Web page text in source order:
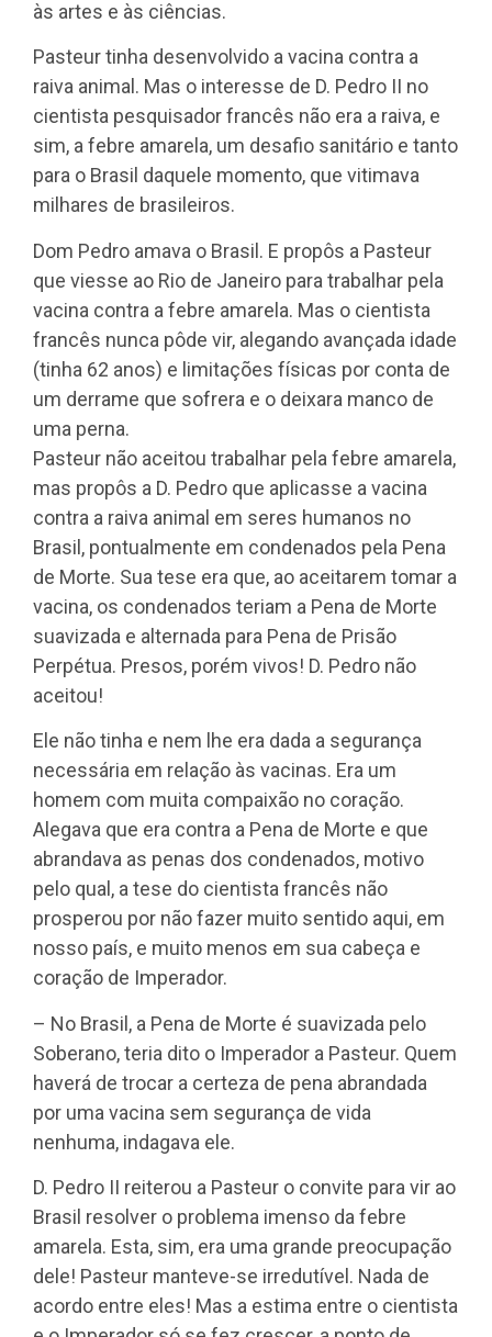
às artes e às ciências.
Pasteur tinha desenvolvido a vacina contra a
raiva animal. Mas o interesse de D. Pedro II no
cientista pesquisador francês não era a raiva, e
sim, a febre amarela, um desafio sanitário e tanto
para o Brasil daquele momento, que vitimava
milhares de brasileiros.
Dom Pedro amava o Brasil. E propôs a Pasteur
que viesse ao Rio de Janeiro para trabalhar pela
vacina contra a febre amarela. Mas o cientista
francês nunca pôde vir, alegando avançada idade
(tinha 62 anos) e limitações físicas por conta de
um derrame que sofrera e o deixara manco de
uma perna.
Pasteur não aceitou trabalhar pela febre amarela,
mas propôs a D. Pedro que aplicasse a vacina
contra a raiva animal em seres humanos no
Brasil, pontualmente em condenados pela Pena
de Morte. Sua tese era que, ao aceitarem tomar a
vacina, os condenados teriam a Pena de Morte
suavizada e alternada para Pena de Prisão
Perpétua. Presos, porém vivos! D. Pedro não
aceitou!
Ele não tinha e nem lhe era dada a segurança
necessária em relação às vacinas. Era um
homem com muita compaixão no coração.
Alegava que era contra a Pena de Morte e que
abrandava as penas dos condenados, motivo
pelo qual, a tese do cientista francês não
prosperou por não fazer muito sentido aqui, em
nosso país, e muito menos em sua cabeça e
coração de Imperador.
– No Brasil, a Pena de Morte é suavizada pelo
Soberano, teria dito o Imperador a Pasteur. Quem
haverá de trocar a certeza de pena abrandada
por uma vacina sem segurança de vida
nenhuma, indagava ele.
D. Pedro II reiterou a Pasteur o convite para vir ao
Brasil resolver o problema imenso da febre
amarela. Esta, sim, era uma grande preocupação
dele! Pasteur manteve-se irredutível. Nada de
acordo entre eles! Mas a estima entre o cientista